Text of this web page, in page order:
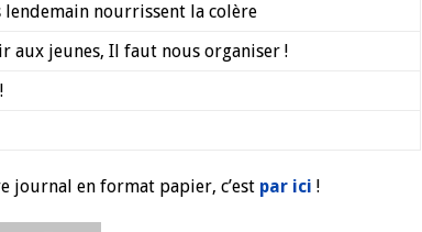
lendemain nourrissent la colère
aux jeunes, Il faut nous organiser !
journal en format papier, c’est par ici !